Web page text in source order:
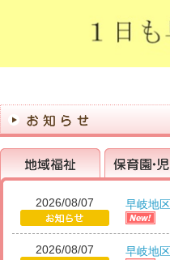
地域福祉 保育園・児童
2026/08/07 早岐地
2026/08/07 早岐地